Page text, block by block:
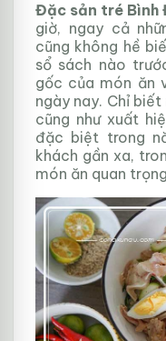
Đặc sản tré Bình
giờ, ngay cả
cũng không hề
sổ sách nào
gốc của món ăn
ngày nay. Chỉ biết
cũng như xuất
đặc biệt trong
khách gần xa,
món ăn quan